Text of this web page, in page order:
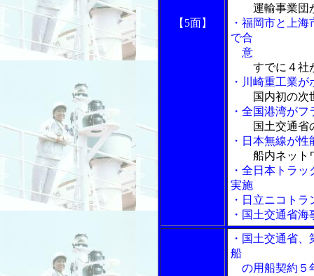
【5面】
運輸事業団
・福岡市と上
で合
意
すでに４社
・川崎重工業
国内初の次
・全国港湾が
国土交通省
・日本無線が
船内ネット
・全日本トラ
実施
・日立ニコト
・国土交通省
・国土交通省
船
の用船契約５